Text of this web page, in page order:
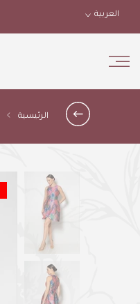
Skipالعربية
الرئيسية